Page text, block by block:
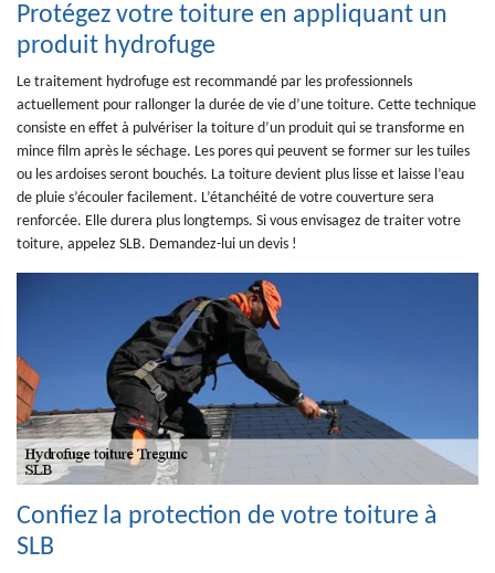
Protégez votre toiture en appliquant un
produit hydrofuge
Le traitement hydrofuge est recommandé par les professionnels
actuellement pour rallonger la durée de vie d’une toiture. Cette technique
consiste en effet à pulvériser la toiture d’un produit qui se transforme en
mince film après le séchage. Les pores qui peuvent se former sur les tuiles
ou les ardoises seront bouchés. La toiture devient plus lisse et laisse l’eau
de pluie s’écouler facilement. L’étanchéité de votre couverture sera
renforcée. Elle durera plus longtemps. Si vous envisagez de traiter votre
toiture, appelez SLB. Demandez-lui un devis !
Confiez la protection de votre toiture à
SLB